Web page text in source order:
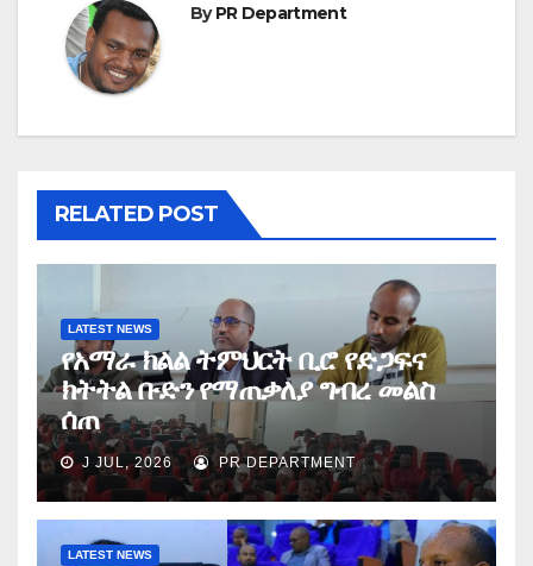
ByPR Department
RELATED POST
LATEST NEWS
የአማራ ክልል ትምህርት ቢሮ የድጋፍና
ክትትል ቡድን የማጠቃለያ ግብረ መልስ
ሰጠ
J JUL, 2026 PR DEPARTMENT
LATEST NEWS